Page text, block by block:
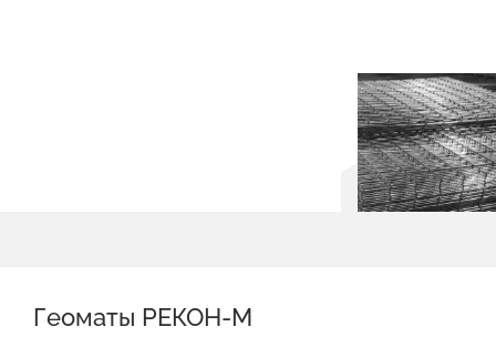
Геоматы РЕКОН-М